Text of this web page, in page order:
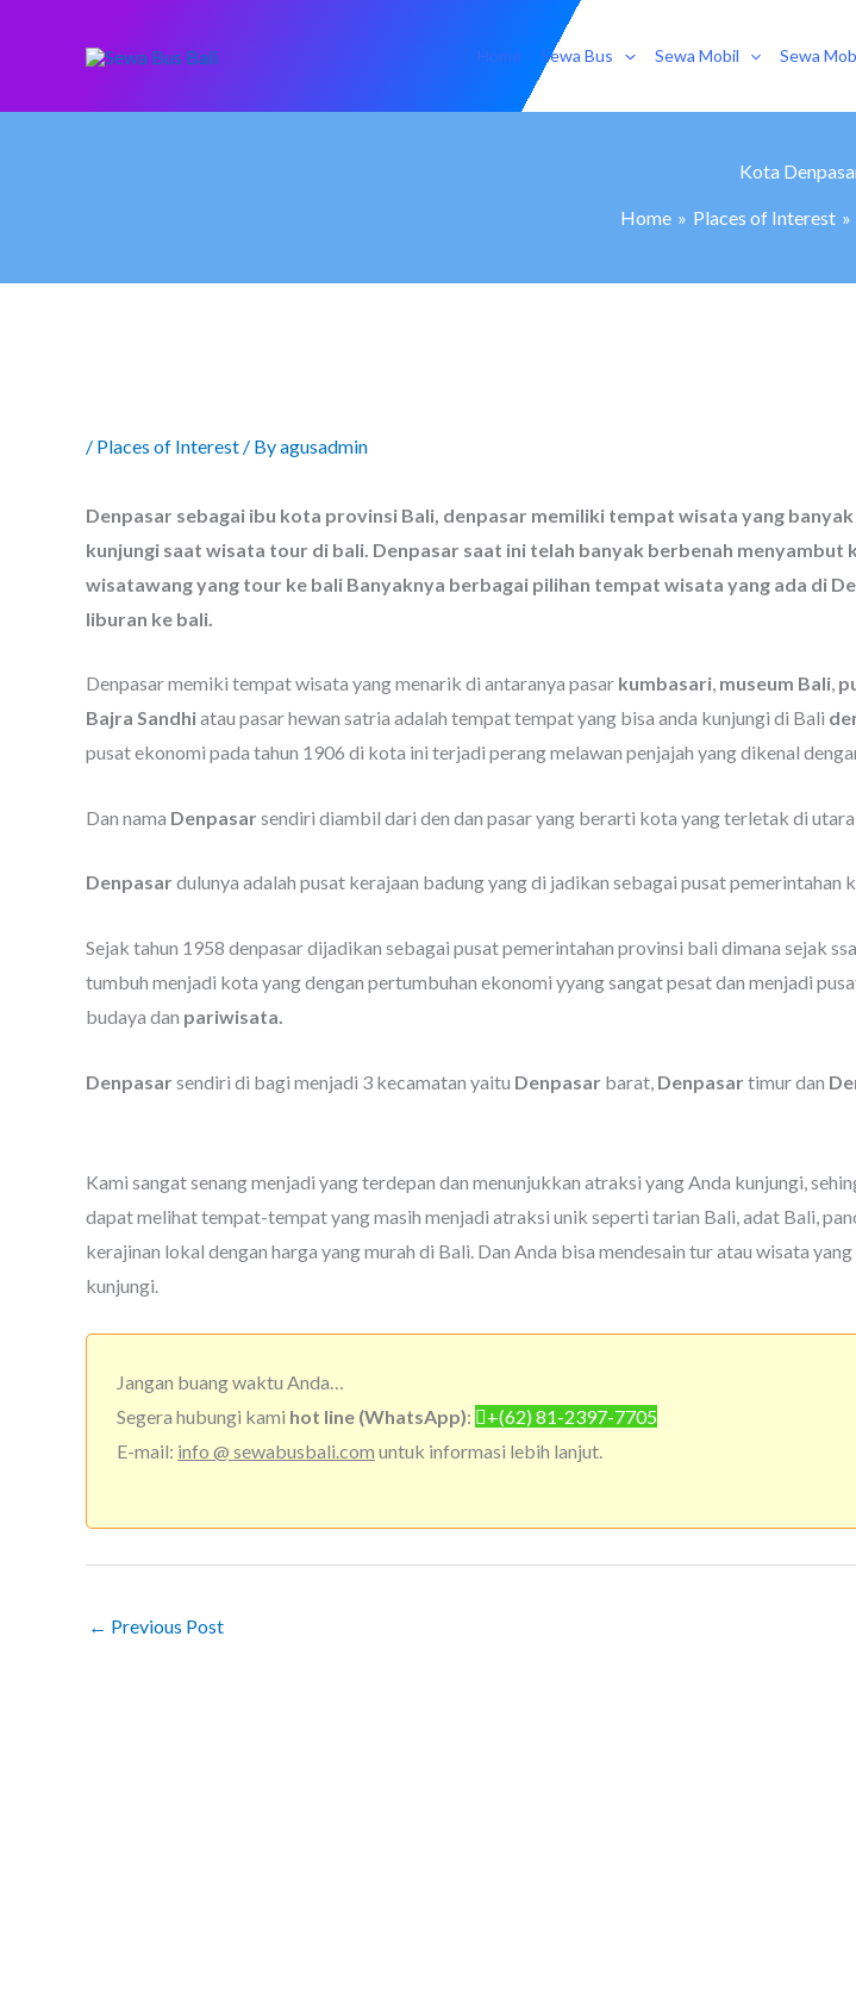
Home Sewa Bus Sewa Mobil Sewa
Kota
Home Places of Interest
/ Places of Interest / Byagusadmin
Denpasar sebagai ibu kota provinsi Bali, denpasar memiliki tempat wisata yang banyak
kunjungi saat wisata tour di bali. Denpasar saat ini telah banyak berbenah menyambut
wisatawang yang tour ke bali Banyaknya berbagai pilihan tempat wisata yang ada di
liburan ke bali.
Denpasar memiki tempat wisata yang menarik di antaranya pasar kumbasari, museum Bali,
Bajra Sandhiatau pasar hewan satria adalah tempat tempat yang bisa anda kunjungi di Bali
pusat ekonomi pada tahun 1906 di kota ini terjadi perang melawan penjajah yang dikenal
Dan nama Denpasar sendiri diambil dari den dan pasar yang berarti kota yang terletak di
Denpasar dulunya adalah pusat kerajaan badung yang di jadikan sebagai pusat pemerintahan
Sejak tahun 1958 denpasar dijadikan sebagai pusat pemerintahan provinsi bali dimana sejak
tumbuh menjadi kota yang dengan pertumbuhan ekonomi yyang sangat pesat dan menjadi
budaya dan pariwisata.
Denpasar sendiri di bagi menjadi 3 kecamatan yaitu Denpasar barat, Denpasar timur dan
Kami sangat senang menjadi yang terdepan dan menunjukkan atraksi yang Anda kunjungi,
dapat melihat tempat-tempat yang masih menjadi atraksi unik seperti tarian Bali, adat Bali,
kerajinan lokal dengan harga yang murah di Bali. Dan Anda bisa mendesain tur atau wisata
kunjungi.
Jangan buang waktu Anda…
Segera hubungi kami hot line (WhatsApp):
+(62) 81-2397-7705
E-mail: info @ sewabusbali.com untuk informasi lebih lanjut.
← Previous Post